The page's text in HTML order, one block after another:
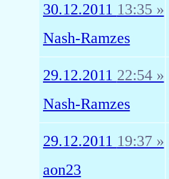
30.12.2011 13:35 »
Nash-Ramzes
29.12.2011 22:54 »
Nash-Ramzes
29.12.2011 19:37 »
aon23